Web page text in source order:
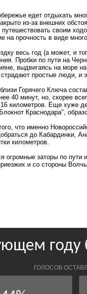
едет отдыхать
из-за внешних
своим
прочность в виде
весь год (а может, и
Пробки по пути на
выдвигаясь на море
страдают простые люди,
Горячего Ключа
40 минут, но, скорее
километров. Еще хуже
Краснодара",
что именно
до Кабардинки,
километров.
заторы по пути
и со стороны